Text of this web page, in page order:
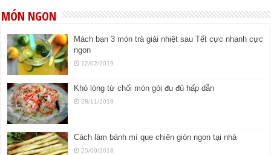
MÓN NGON
Mách bạn 3 món trà giải nhiệt sau Tết cực nhanh cực
ngon
12/02/2019
Khó lòng từ chối món gỏi đu đủ hấp dẫn
28/11/2018
Cách làm bánh mì que chiên giòn ngon tại nhà
25/09/2018